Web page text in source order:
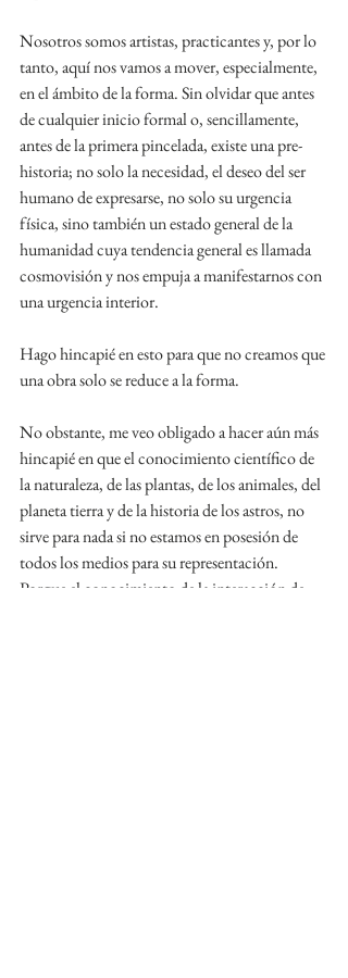
Nosotros somos artistas, practicantes y, por lo
tanto, aquí nos vamos a mover, especialmente,
en el ámbito de la forma. Sin olvidar que antes
de cualquier inicio formal o, sencillamente,
antes de la primera pincelada, existe una pre-
historia; no solo la necesidad, el deseo del ser
humano de expresarse, no solo su urgencia
física, sino también un estado general de la
humanidad cuya tendencia general es llamada
cosmovisión y nos empuja a manifestarnos con
una urgencia interior.
Hago hincapié en esto para que no creamos que
una obra solo se reduce a la forma.
No obstante, me veo obligado a hacer aún más
hincapié en que el conocimiento científico de
la naturaleza, de las plantas, de los animales, del
planeta tierra y de la historia de los astros, no
sirve para nada si no estamos en posesión de
todos los medios para su representación.
Porque el conocimiento de la interacción de